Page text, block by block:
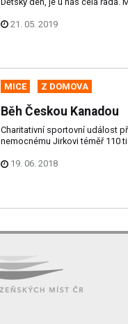
21. 05. 2019
MICE Z DOMOVA
Běh Českou Kanadou
Charitativní sportovní událost
nemocnému Jirkovi téměř 110
19. 06. 2018